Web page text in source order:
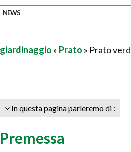
NEWS
giardinaggio » Prato » Prato
In questa pagina parleremo di :
Premessa